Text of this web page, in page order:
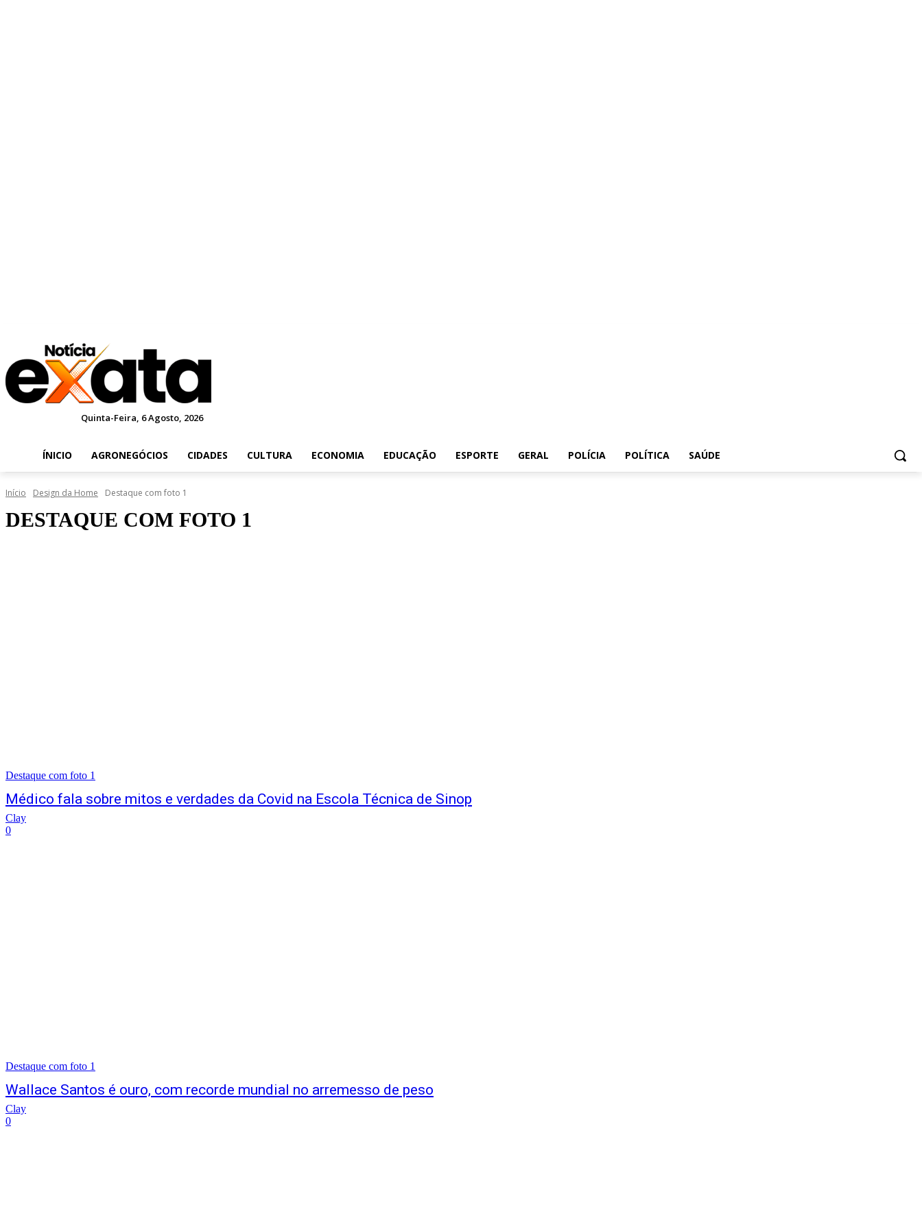
Quinta-Feira, 6 Agosto, 2026
ÍNICIO AGRONEGÓCIOS CIDADES CULTURA ECONOMIA EDUCAÇÃO ESPORTE GERAL POLÍCIA POLÍTICA SAÚDE
Início Design da Home Destaque com foto 1
DESTAQUE COM FOTO 1
Destaque com foto 1
Médico fala sobre mitos e verdades da Covid na Escola Técnica de Sinop
Clay
0
Destaque com foto 1
Wallace Santos é ouro, com recorde mundial no arremesso de peso
Clay
0